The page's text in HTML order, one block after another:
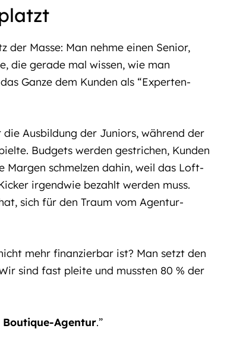
Masse: Man nehme einen Senior,
die gerade mal wissen, wie man
Ganze dem Kunden als “Experten-
Ausbildung der Juniors, während der
Budgets werden gestrichen, Kunden
Margen schmelzen dahin, weil das Loft-
irgendwie bezahlt werden muss.
sich für den Traum vom Agentur-
mehr finanzierbar ist? Man setzt den
sind fast pleite und mussten 80 % der
Boutique-Agentur.”